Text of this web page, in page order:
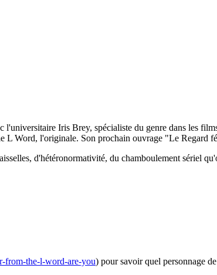
Iris Brey, spécialiste du genre dans les
L Word, l'originale. Son prochain ouvrage "Le Regard
d'hétéronormativité, du chamboulement sériel
from-the-l-word-are-you) pour savoir quel personnage